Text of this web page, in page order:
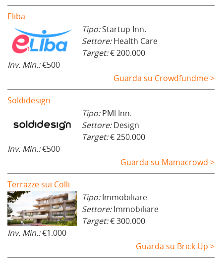
Eliba
Tipo:Startup Inn.
Settore:Health Care
Target:€ 200.000
Inv. Min.:€500
Guarda su Crowdfundme >
Soldidesign
Tipo:PMI Inn.
Settore:Design
Target:€ 250.000
Inv. Min.:€500
Guarda su Mamacrowd >
Terrazze sui Colli
Tipo:Immobiliare
Settore:Immobiliare
Target:€ 300.000
Inv. Min.:€1.000
Guarda su Brick Up >